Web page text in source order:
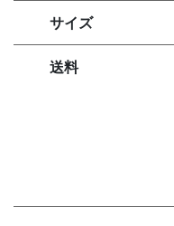
サイズ
送料